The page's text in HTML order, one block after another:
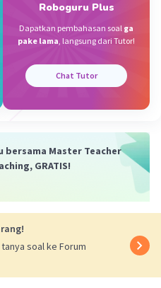
Roboguru Plus
Dapatkan pembahasan soal ga
pake lama, langsung dari Tutor!
Chat Tutor
bersama Master Teacher
GRATIS!
soal ke Forum